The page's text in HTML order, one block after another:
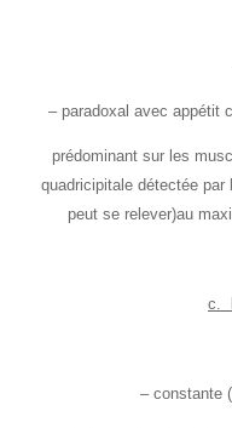
– paradoxal avec appétit
prédominant sur les
quadricipitale détectée
peut se relever)au
c.
– constante